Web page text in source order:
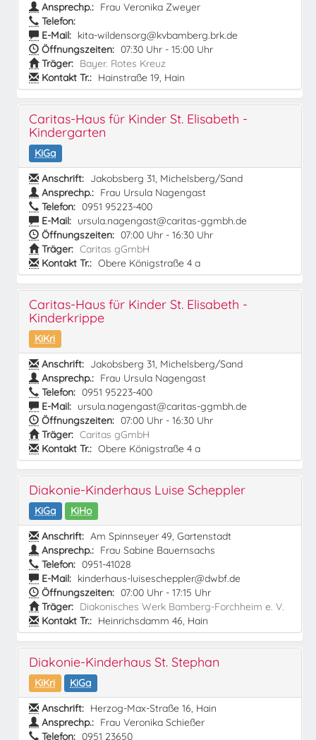
Ansprechp.: Frau Veronika Zweyer
Telefon:
E-Mail: kita-wildensorg@kvbamberg.brk.de
Öffnungszeiten: 07:30 Uhr - 15:00 Uhr
Träger: Bayer. Rotes Kreuz
Kontakt Tr.: Hainstraße 19, Hain
Caritas-Haus für Kinder St. Elisabeth -
Kindergarten
KiGa
Anschrift: Jakobsberg 31, Michelsberg/Sand
Ansprechp.: Frau Ursula Nagengast
Telefon: 0951 95223-400
E-Mail: ursula.nagengast@caritas-ggmbh.de
Öffnungszeiten: 07:00 Uhr - 16:30 Uhr
Träger: Caritas gGmbH
Kontakt Tr.: Obere Königstraße 4 a
Caritas-Haus für Kinder St. Elisabeth -
Kinderkrippe
KiKri
Anschrift: Jakobsberg 31, Michelsberg/Sand
Ansprechp.: Frau Ursula Nagengast
Telefon: 0951 95223-400
E-Mail: ursula.nagengast@caritas-ggmbh.de
Öffnungszeiten: 07:00 Uhr - 16:30 Uhr
Träger: Caritas gGmbH
Kontakt Tr.: Obere Königstraße 4 a
Diakonie-Kinderhaus Luise Scheppler
KiGa
KiHo
Anschrift: Am Spinnseyer 49, Gartenstadt
Ansprechp.: Frau Sabine Bauernsachs
Telefon: 0951-41028
E-Mail: kinderhaus-luisescheppler@dwbf.de
Öffnungszeiten: 07:00 Uhr - 17:15 Uhr
Träger: Diakonisches Werk Bamberg-Forchheim e. V.
Kontakt Tr.: Heinrichsdamm 46, Hain
Diakonie-Kinderhaus St. Stephan
KiKri
KiGa
Anschrift: Herzog-Max-Straße 16, Hain
Ansprechp.: Frau Veronika Schießer
Telefon: 0951 23650